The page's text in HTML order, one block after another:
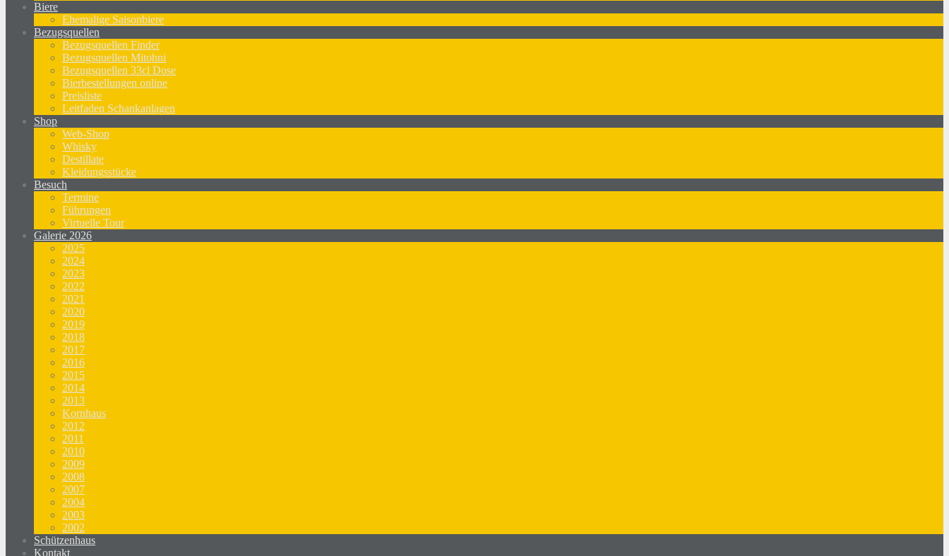
Biere
Ehemalige Saisonbiere
Bezugsquellen
Bezugsquellen Finder
Bezugsquellen Mitohni
Bezugsquellen 33cl Dose
Bierbestellungen online
Preisliste
Leitfaden Schankanlagen
Shop
Web-Shop
Whisky
Destillate
Kleidungsstücke
Besuch
Termine
Führungen
Virtuelle Tour
Galerie 2026
2025
2024
2023
2022
2021
2020
2019
2018
2017
2016
2015
2014
2013
Kornhaus
2012
2011
2010
2009
2008
2007
2004
2003
2002
Schützenhaus
Kontakt